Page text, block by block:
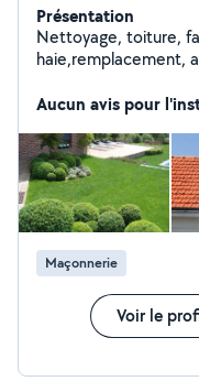
Présentation
Nettoyage, toiture,
haie,remplacement,
Aucun avis pour
Maçonnerie
Voir le